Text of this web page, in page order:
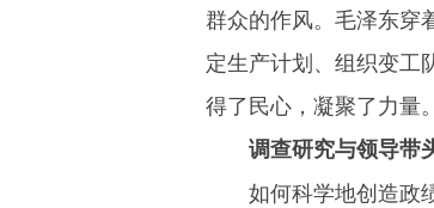
群众的作风。毛泽东穿
定生产计划、组织变工
得了民心，凝聚了力量。
调查研究与领导带
如何科学地创造政